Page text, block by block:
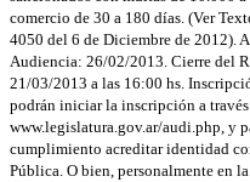
comercio de 30 a 180 días. (Ver
4050 del 6 de Diciembre de 2012).
Audiencia: 26/02/2013. Cierre del
21/03/2013 a las 16:00 hs.
podrán iniciar la inscripción a
www.legislatura.gov.ar/audi.php, y
cumplimiento acreditar identidad
Pública. O bien, personalmente en